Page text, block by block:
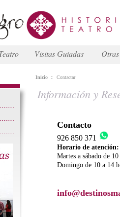
Visitas Guiadas
Inicio :: Contactar
Información y
Contacto
926 850 371
Horario de atención:
Martes a sábado de
Domingo de 10 a 14